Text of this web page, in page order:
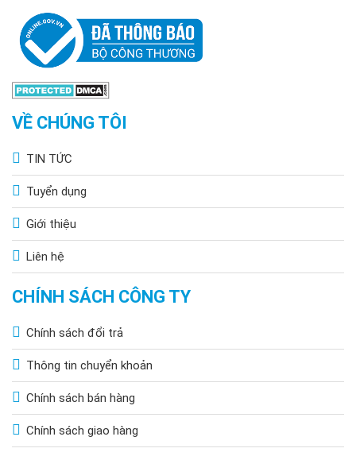
VỀ CHÚNG TÔI
TIN TỨC
Tuyển dụng
Giới thiệu
Liên hệ
CHÍNH SÁCH CÔNG TY
Chính sách đổi trả
Thông tin chuyển khoản
Chính sách bán hàng
Chính sách giao hàng